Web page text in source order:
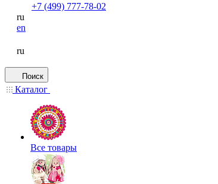
+7 (499) 777-78-02
ru
en
ru
Поиск
Каталог
Все товары